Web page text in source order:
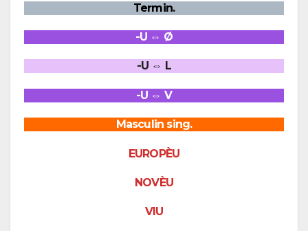
Termin.
-U ⇔ Ø
-U ⇔ L
-U ⇔ V
Masculin sing.
EUROPÈU
NOVÈU
VIU